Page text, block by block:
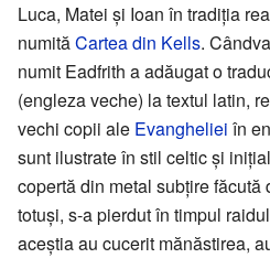
Luca, Matei şi Ioan în tradiţia
numităCartea din Kells.
numit Eadfrith a adăugat o
(engleza veche) la textul latin,
vechi copii ale Evangheliei în
sunt ilustrate în stil celtic şi
copertă din metal subţire făcută
totuşi, s-a pierdut în timpul
aceştia au cucerit mănăstirea,